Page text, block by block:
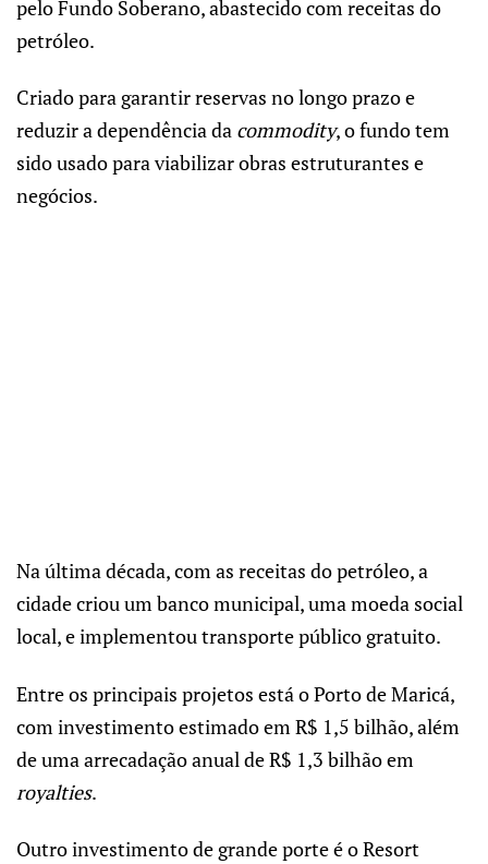
pelo Fundo Soberano, abastecido com receitas do
petróleo.
Criado para garantir reservas no longo prazo e
reduzir a dependência da commodity, o fundo tem
sido usado para viabilizar obras estruturantes e
negócios.
Na última década, com as receitas do petróleo, a
cidade criou um banco municipal, uma moeda social
local, e implementou transporte público gratuito.
Entre os principais projetos está o Porto de Maricá,
com investimento estimado em R$ 1,5 bilhão, além
de uma arrecadação anual de R$ 1,3 bilhão em
royalties.
Outro investimento de grande porte é o Resort